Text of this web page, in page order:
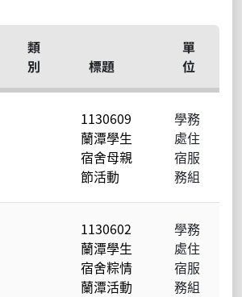
類
別
標題
單
位
1130609
蘭潭學生
宿舍母親
節活動
學務
處住
宿服
務組
1130602
蘭潭學生
宿舍粽情
蘭潭活動
學務
處住
宿服
務組